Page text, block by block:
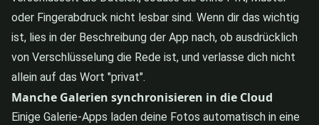
oder Fingerabdruck nicht lesbar sind. Wenn dir das wichtig
ist, lies in der Beschreibung der App nach, ob ausdrücklich
von Verschlüsselung die Rede ist, und verlasse dich nicht
allein auf das Wort "privat".
Manche Galerien synchronisieren in die Cloud
Einige Galerie-Apps laden deine Fotos automatisch in eine